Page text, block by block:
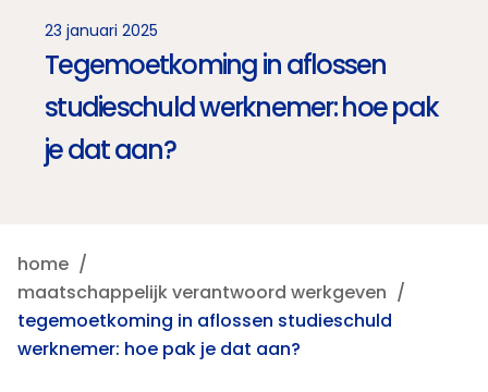
23 januari 2025
Tegemoetkoming in aflossen
studieschuld werknemer: hoe pak
je dat aan?
home
maatschappelijk verantwoord werkgeven
tegemoetkoming in aflossen studieschuld
werknemer: hoe pak je dat aan?